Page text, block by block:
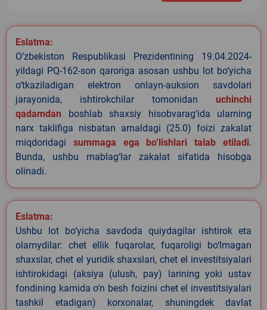
Eslatma:
O‘zbekiston Respublikasi Prezidentining 19.04.2024-
yildagi PQ-162-son qaroriga asosan ushbu lot bo‘yicha
o‘tkaziladigan elektron onlayn-auksion savdolari
jarayonida, ishtirokchilar tomonidan uchinchi
qadamdan boshlab shaxsiy hisobvarag‘ida ularning
narx taklifiga nisbatan amaldagi (25.0) foizi zakalat
miqdoridagi summaga ega bo‘lishlari talab etiladi.
Bunda, ushbu mablag‘lar zakalat sifatida hisobga
olinadi.
Eslatma:
Ushbu lot bo‘yicha savdoda quiydagilar ishtirok eta
olamydilar: chet ellik fuqarolar, fuqaroligi bo‘lmagan
shaxslar, chet el yuridik shaxslari, chet el investitsiyalari
ishtirokidagi (aksiya (ulush, pay) larining yoki ustav
fondining kamida o‘n besh foizini chet el investitsiyalari
tashkil etadigan) korxonalar, shuningdek davlat